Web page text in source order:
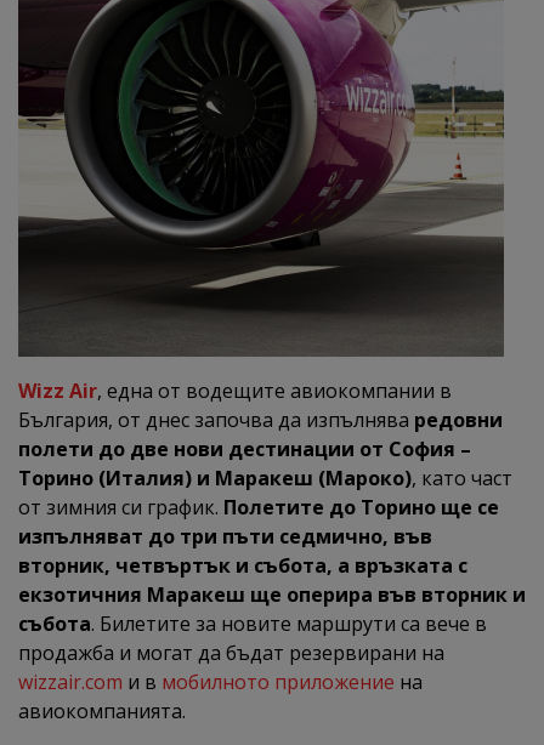
Wizz Air, една от водещите авиокомпании в
България, от днес започва да изпълнява редовни
полети до две нови дестинации от София –
Торино (Италия) и Маракеш (Мароко), като част
от зимния си график. Полетите до Торино ще се
изпълняват до три пъти седмично, във
вторник, четвъртък и събота, а връзката с
екзотичния Маракеш ще оперира във вторник и
събота. Билетите за новите маршрути са вече в
продажба и могат да бъдат резервирани на
wizzair.com и в мобилното приложение на
авиокомпанията.